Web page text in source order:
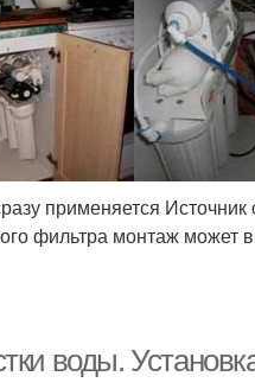
применяется Источник
фильтра монтаж может
воды.